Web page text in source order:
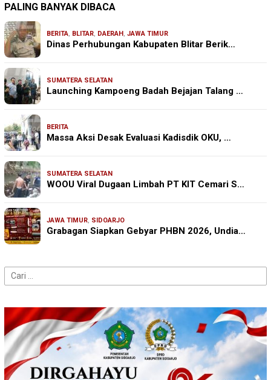
PALING BANYAK DIBACA
BERITA, BLITAR, DAERAH, JAWA TIMUR
Dinas Perhubungan Kabupaten Blitar Berik…
SUMATERA SELATAN
Launching Kampoeng Badah Bejajan Talang …
BERITA
Massa Aksi Desak Evaluasi Kadisdik OKU, …
SUMATERA SELATAN
WOOU Viral Dugaan Limbah PT KIT Cemari S…
JAWA TIMUR, SIDOARJO
Grabagan Siapkan Gebyar PHBN 2026, Undia…
Cari
untuk: